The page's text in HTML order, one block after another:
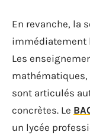
En revanche, la
immédiatement
Les
sont articulés
concrètes. Le
un lycée